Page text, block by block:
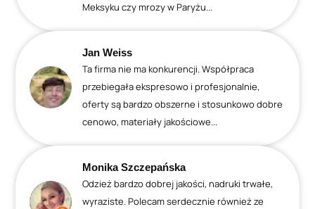
Meksyku czy mrozy w Paryżu...
Jan Weiss
Ta firma nie ma konkurencji. Współpraca
przebiegała ekspresowo i profesjonalnie,
oferty są bardzo obszerne i stosunkowo dobre
cenowo, materiały jakościowe...
Monika Szczepańska
Odzież bardzo dobrej jakości, nadruki trwałe,
wyraziste. Polecam serdecznie również ze